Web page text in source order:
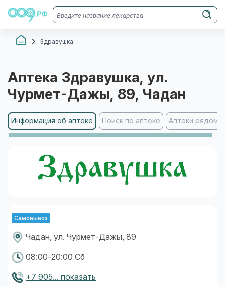
Здравушка
Аптека Здравушка, ул.
Чурмет-Дажы, 89, Чадан
Информация об аптеке Поиск по аптеке Аптеки рядом
Самовывоз
Чадан, ул. Чурмет-Дажы, 89
08:00-20:00 Сб
+7 905... показать